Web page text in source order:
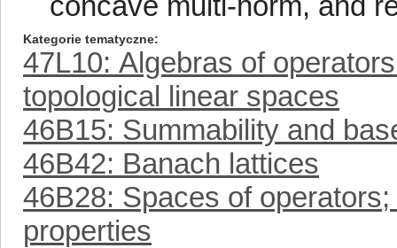
Kategorie tematyczne
47L10: Algebras of
topological linear spaces
46B15: Summability and
46B42: Banach lattices
46B28: Spaces of
properties